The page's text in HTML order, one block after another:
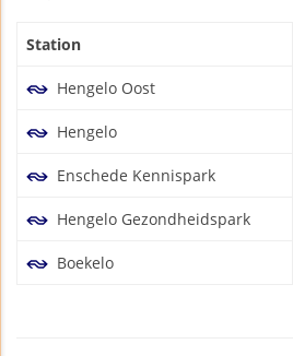
Station
Hengelo Oost
Hengelo
Enschede Kennispark
Hengelo Gezondheidspark
Boekelo